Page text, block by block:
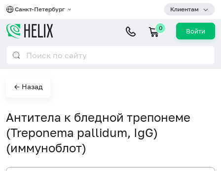
Санкт-Петербург Клиентам
0 Войти
← Назад
Антитела к бледной трепонеме
(Treponema pallidum, IgG)
(иммуноблот)